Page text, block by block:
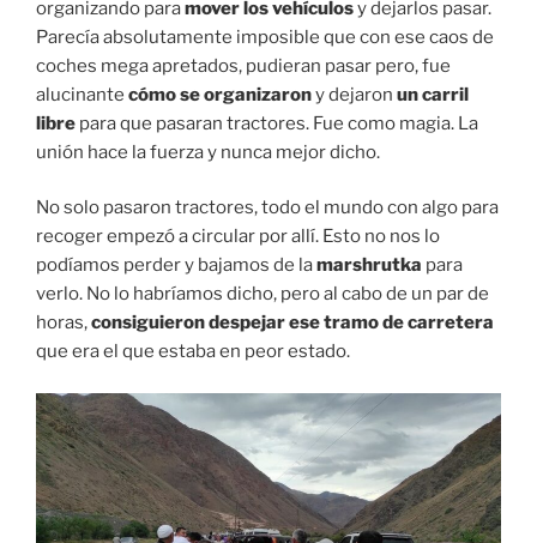
organizando paramover los vehículosy dejarlos pasar.
Parecía absolutamente imposible que con ese caos de
coches mega apretados, pudieran pasar pero, fue
alucinante cómo se organizarony dejaron un carril
libre para que pasaran tractores. Fue como magia. La
unión hace la fuerza y nunca mejor dicho.
No solo pasaron tractores, todo el mundo con algo para
recoger empezó a circular por allí. Esto no nos lo
podíamos perder y bajamos de lamarshrutka para
verlo. No lo habríamos dicho, pero al cabo de un par de
horas,consiguieron despejar ese tramo de carretera
que era el que estaba en peor estado.